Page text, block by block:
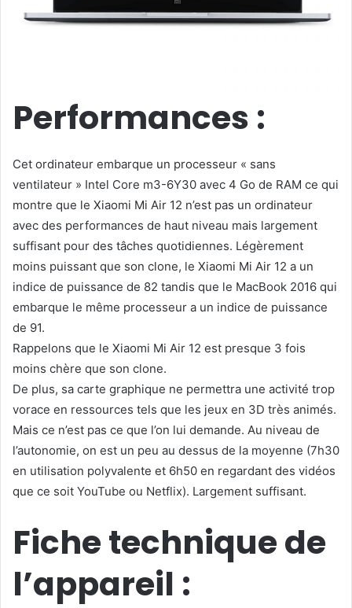
Performances :
Cet ordinateur embarque un processeur « sans
ventilateur » Intel Core m3-6Y30 avec 4 Go de RAM ce qui
montre que le Xiaomi Mi Air 12 n’est pas un ordinateur
avec des performances de haut niveau mais largement
suffisant pour des tâches quotidiennes. Légèrement
moins puissant que son clone, le Xiaomi Mi Air 12 a un
indice de puissance de 82 tandis que le MacBook 2016 qui
embarque le même processeur a un indice de puissance
de 91.
Rappelons que le Xiaomi Mi Air 12 est presque 3 fois
moins chère que son clone.
De plus, sa carte graphique ne permettra une activité trop
vorace en ressources tels que les jeux en 3D très animés.
Mais ce n’est pas ce que l’on lui demande. Au niveau de
l’autonomie, on est un peu au dessus de la moyenne (7h30
en utilisation polyvalente et 6h50 en regardant des vidéos
que ce soit YouTube ou Netflix). Largement suffisant.
Fiche technique de
l’appareil :